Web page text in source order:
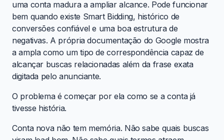
uma conta madura a ampliar alcance. Pode funcionar
bem quando existe Smart Bidding, histórico de
conversões confiável e uma boa estrutura de
negativas. A própria documentação do Google mostra
a ampla como um tipo de correspondência capaz de
alcançar buscas relacionadas além da frase exata
digitada pelo anunciante.
O problema é começar por ela como se a conta já
tivesse história.
Conta nova não tem memória. Não sabe quais buscas